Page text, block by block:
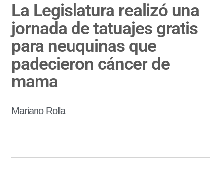
La Legislatura realizó una
jornada de tatuajes gratis
para neuquinas que
padecieron cáncer de
mama
Mariano Rolla